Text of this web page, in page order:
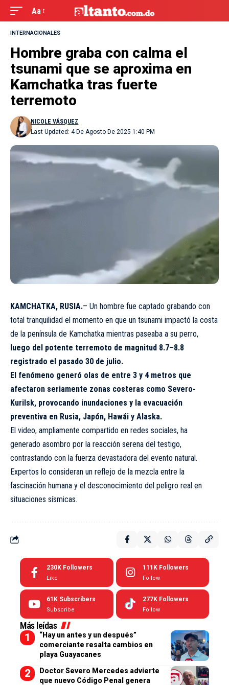
Aa
INTERNACIONALES
Hombre graba con calma el
tsunami que se aproxima en
Kamchatka tras fuerte
terremoto
Last Updated: 4 De Agosto De 2025 1:40 PM
NICOLE VÁSQUEZ
KAMCHATKA, RUSIA.– Un hombre fue captado grabando con
total tranquilidad el momento en que un tsunami impactó la costa
de la península de Kamchatka mientras paseaba a su perro,
luego del potente terremoto de magnitud 8.7–8.8
registrado el pasado 30 de julio.
El fenómeno generó olas de entre 3 y 4 metros que
afectaron seriamente zonas costeras como Severo-
Kurilsk, provocando inundaciones y la evacuación
preventiva en Rusia, Japón, Hawái y Alaska.
El video, ampliamente compartido en redes sociales, ha
generado asombro por la reacción serena del testigo,
contrastando con la fuerza devastadora del evento natural.
Expertos lo consideran un reflejo de la mezcla entre la
fascinación humana y el desconocimiento del peligro real en
situaciones sísmicas.
230K Followers
Like
111K Followers
Follow
61K Subscribers
Subscribe
277K Followers
Follow
Más leídas
“Hay un antes y un después”
comerciante resalta cambios en
playa Guayacanes
Doctor Severo Mercedes advierte
que nuevo Código Penal genera